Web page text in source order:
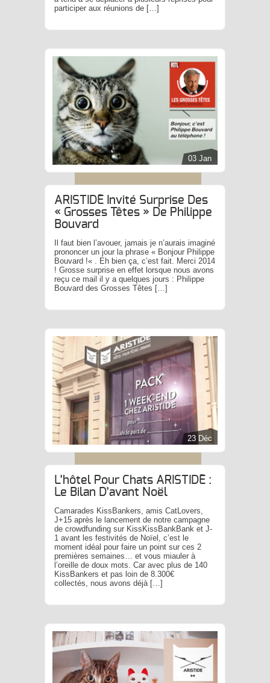
participer aux réunions de […]
03 Jan
ARISTIDE Invité Surprise Des
« Grosses Têtes » De Philippe
Bouvard
Il faut bien l’avouer, jamais je n’aurais imaginé
prononcer un jour la phrase « Bonjour Philippe
Bouvard !« . Eh bien ça, c’est fait. Merci 2014
! Grosse surprise en effet lorsque nous avons
reçu ce mail il y a quelques jours : Philippe
Bouvard des Grosses Têtes […]
23 Déc
L’hôtel Pour Chats ARISTIDE :
Le Bilan D’avant Noël
Camarades KissBankers, amis CatLovers,
J+15 après le lancement de notre campagne
de crowdfunding sur KissKissBankBank et J-
1 avant les festivités de Noïel, c’est le
moment idéal pour faire un point sur ces 2
premières semaines… et vous miauler à
l’oreille de doux mots. Car avec plus de 140
KissBankers et pas loin de 8.300€
collectés, nous avons déjà […]